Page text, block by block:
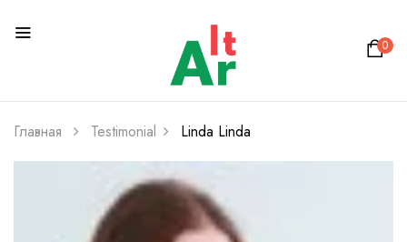
0
Главная Testimonial Linda Linda